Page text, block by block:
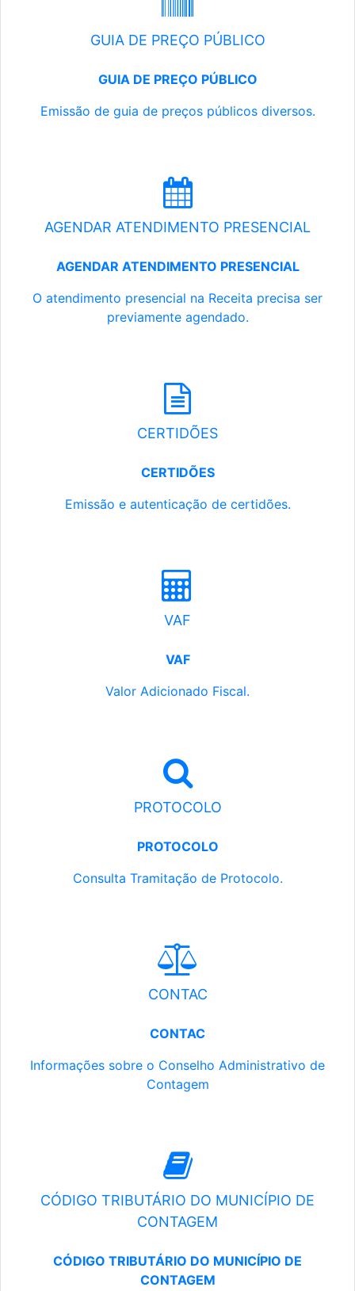
GUIA DE PREÇO PÚBLICO
GUIA DE PREÇO PÚBLICO
Emissão de guia de preços públicos diversos.
AGENDAR ATENDIMENTO PRESENCIAL
AGENDAR ATENDIMENTO PRESENCIAL
O atendimento presencial na Receita precisa ser
previamente agendado.
CERTIDÕES
CERTIDÕES
Emissão e autenticação de certidões.
VAF
VAF
Valor Adicionado Fiscal.
PROTOCOLO
PROTOCOLO
Consulta Tramitação de Protocolo.
CONTAC
CONTAC
Informações sobre o Conselho Administrativo de
Contagem
CÓDIGO TRIBUTÁRIO DO MUNICÍPIO DE
CONTAGEM
CÓDIGO TRIBUTÁRIO DO MUNICÍPIO DE
CONTAGEM